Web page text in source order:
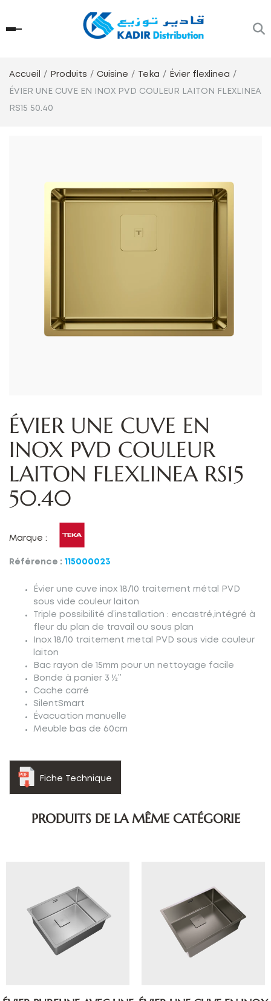
Accueil Produits Cuisine Teka Évier flexlinea
ÉVIER UNE CUVE EN INOX PVD COULEUR LAITON FLEXLINEA
RS15 50.40
ÉVIER UNE CUVE EN
INOX PVD COULEUR
LAITON FLEXLINEA RS15
50.40
Marque :
Référence : 115000023
Évier une cuve inox 18/10 traitement métal PVD
sous vide couleur laiton
Triple possibilité d’installation : encastré,intégré à
fleur du plan de travail ou sous plan
Inox 18/10 traitement metal PVD sous vide couleur
laiton
Bac rayon de 15mm pour un nettoyage facile
Bonde à panier 3 ½”
Cache carré
SilentSmart
Évacuation manuelle
Meuble bas de 60cm
Fiche Technique
PRODUITS DE LA MÊME CATÉGORIE